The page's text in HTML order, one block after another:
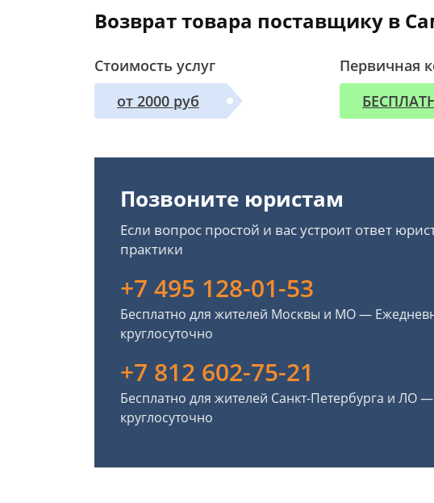
Возврат товара поставщику в
Стоимость услуг
от 2000 руб
Первичная
Позвоните юристам
Если вопрос простой и вас устроит ответ
практики
+7 495 128-01-53
Бесплатно для жителей Москвы и МО —
круглосуточно
+7 812 602-75-21
Бесплатно для жителей Санкт-Петербурга и ЛО
круглосуточно